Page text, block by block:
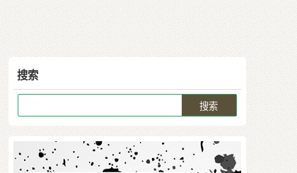
搜索